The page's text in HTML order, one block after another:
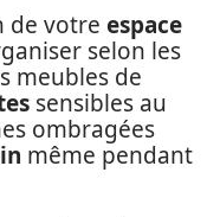
de votre espace
selon les
meubles de
sensibles au
ombragées
même pendant